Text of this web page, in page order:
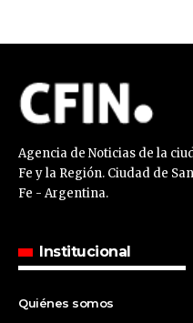
Agencia de Noticias de la
Fe y la Región. Ciudad de
Fe - Argentina.
Institucional
Quiénes somos